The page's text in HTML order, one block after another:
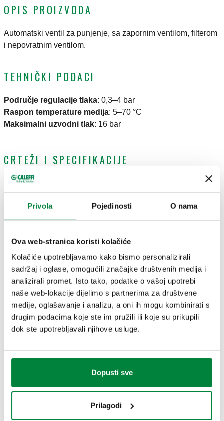
Privola Pojedinosti O nama
Ova web-stranica koristi kolačiće
Kolačiće upotrebljavamo kako bismo personalizirali
sadržaj i oglase, omogućili značajke društvenih medija i
analizirali promet. Isto tako, podatke o vašoj upotrebi
naše web-lokacije dijelimo s partnerima za društvene
medije, oglašavanje i analizu, a oni ih mogu kombinirati s
drugim podacima koje ste im pružili ili koje su prikupili
dok ste upotrebljavali njihove usluge.
Dopusti sve
Prilagodi
OPIS PROIZVODA
Automatski ventil za punjenje, sa zapornim ventilom, filterom
i nepovratnim ventilom.
TEHNIČKI PODACI
Područje regulacije tlaka: 0,3–4 bar
Raspon temperature medija: 5–70 °C
Maksimalni uzvodni tlak: 16 bar
CRTEŽI I SPECIFIKACIJE
Broj
ULAZNI
IZLAZNI
553040 (ISO 228-1)
M
G 1/2" (ISO
228-1) ŽN
S priključkom
manometra 1/4” Ž
3D modeli
IGS STP
Prikaži
CALEFFI, 553040. Automatski ventil za punjenje. S
zapornim i nepovratnim ventilom, filterom i
Prikaži
Kopiraj